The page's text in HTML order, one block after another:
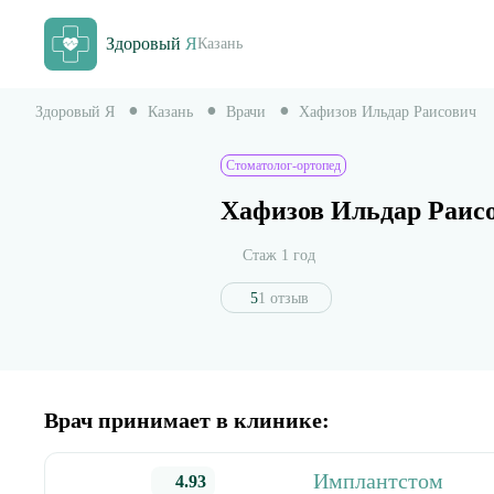
Здоровый ЯКазань
Здоровый Я Казань Врачи Хафизов Ильдар Раисович
Стоматолог-ортопед
Хафизов Ильдар
Стаж 1 год
51 отзыв
Врач принимает в клинике:
4.93 Имплантстом